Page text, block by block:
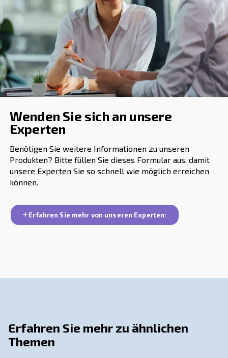
diese Weise
wird die Druckluft getrocknetund somit
In der Zwischenzeit wird der zweite Turm druckentlastet
enthaltenen Trockenmittel werden regeneriert, da diese
immer wieder mit Wasser gesättigt werden können. Auf
behalten die Trockenmittel ihre Absorptionsfähigkeit.
Elemente vollständig regeneriert sind, wechseln die
Aufgaben, um die Kontinuität des Prozesses zu